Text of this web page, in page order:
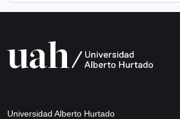
Universidad Alberto Hurtado